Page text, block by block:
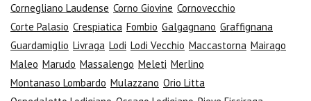
Cornegliano Laudense Corno Giovine Cornovecchio
Corte Palasio Crespiatica Fombio Galgagnano Graffignana
Guardamiglio Livraga Lodi Lodi Vecchio Maccastorna Mairago
Maleo Marudo Massalengo Meleti Merlino
Montanaso Lombardo Mulazzano Orio Litta